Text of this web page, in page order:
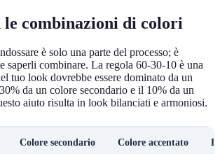
le combinazioni di colori
è solo una parte del processo; è
saperli combinare. La regola 60-30-10 è una
tuo look dovrebbe essere dominato da un
da un colore secondario e il 10% da un
aiuto risulta in look bilanciati e armoniosi.
Colore secondario Colore accentato